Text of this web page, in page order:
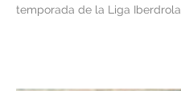
temporada de la Liga Iberdrola